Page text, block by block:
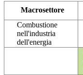
Macrosettore
Combustione
nell'industria
dell'energia